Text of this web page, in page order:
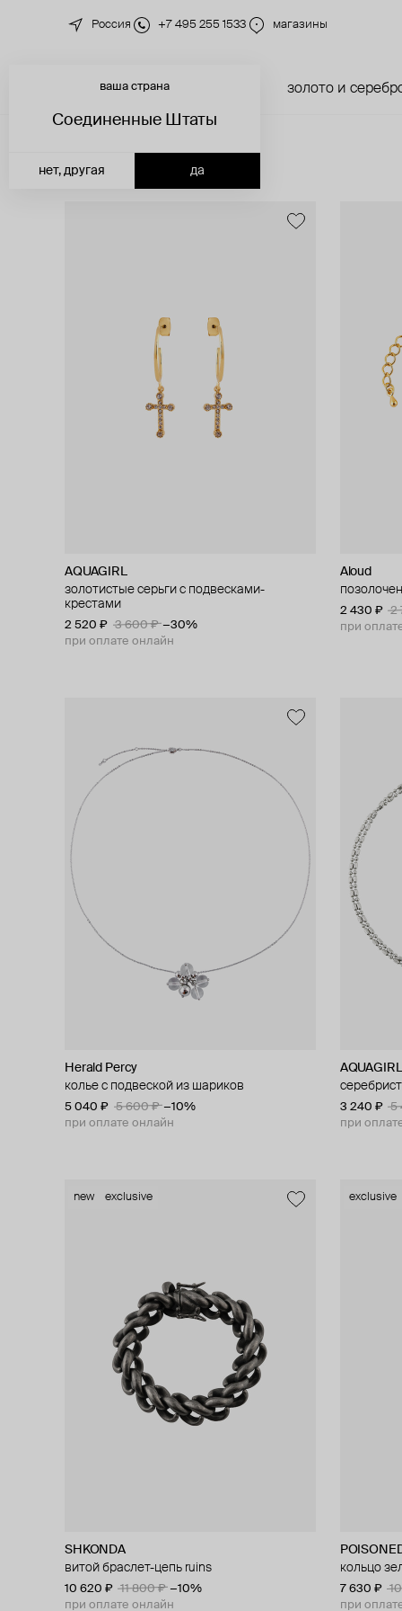
Россия +7 495 255 1533 магазины
новинки золото и
ваша страна
Соединенные Штаты
да
нет, другая
4 997 товаров
AQUAGIRL
золотистые серьги с подвесками-
крестами
2 520 ₽ 3 600 ₽ −30%
при оплате онлайн
Aloud
2 430 ₽
2
при
Herald Percy
колье с подвеской из шариков
5 040 ₽ 5 600 ₽ −10%
при оплате онлайн
AQUAGIRL
3 240 ₽
5
при
new exclusive
SHKONDA
витой браслет-цепь ruins
10 620 ₽ 11 800 ₽ −10%
при оплате онлайн
exclusive
кольцо
7 630 ₽
при